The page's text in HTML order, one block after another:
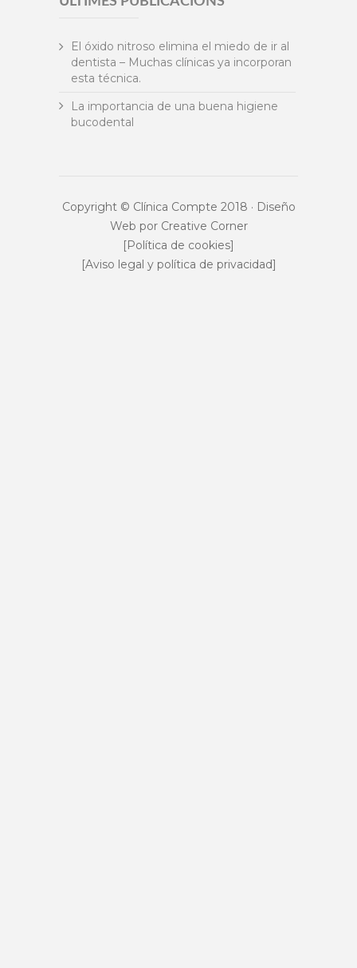
El óxido nitroso elimina el miedo de ir al
dentista – Muchas clínicas ya incorporan
esta técnica.
La importancia de una buena higiene
bucodental
Copyright © Clínica Compte 2018 · Diseño
Web por Creative Corner
[Política de cookies]
[Aviso legal y política de privacidad]